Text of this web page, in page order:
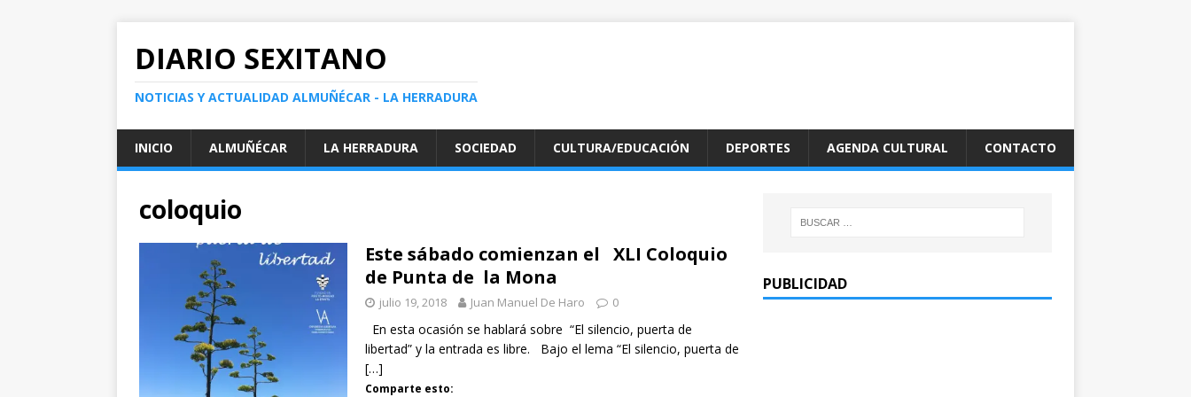
DIARIO SEXITANO
NOTICIAS Y ACTUALIDAD ALMUÑÉCAR - LA HERRADURA
INICIO ALMUÑÉCAR LA HERRADURA SOCIEDAD CULTURA/EDUCACIÓN DEPORTES AGENDA CULTURAL CONTACTO
coloquio
Este sábado comienzan el XLI Coloquio
de Punta de la Mona
julio 19, 2018 Juan Manuel De Haro 0
En esta ocasión se hablará sobre “El silencio, puerta de
libertad” y la entrada es libre. Bajo el lema “El silencio, puerta de
[…]
Comparte esto:
PUBLICIDAD